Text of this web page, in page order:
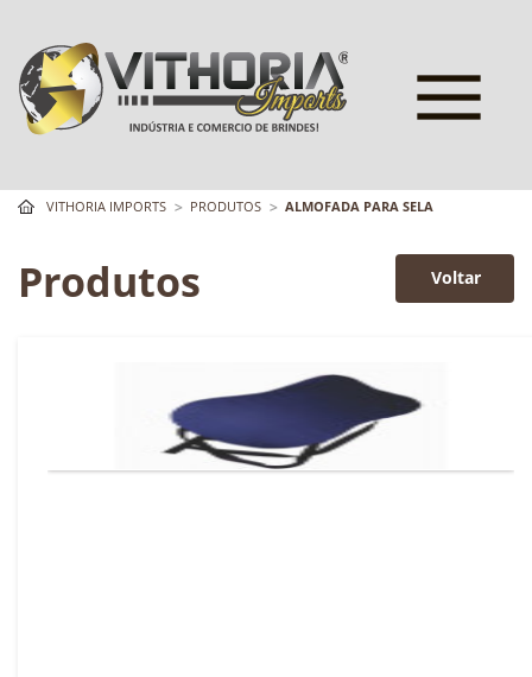
VITHORIA IMPORTS PRODUTOS ALMOFADA PARA SELA
Produtos Voltar